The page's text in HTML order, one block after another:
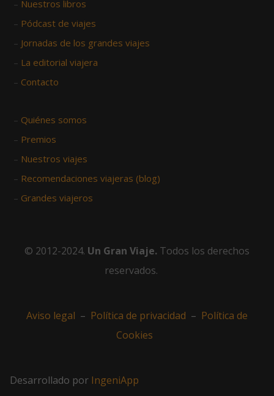
– Nuestros libros
– Pódcast de viajes
– Jornadas de los grandes viajes
– La editorial viajera
– Contacto
– Quiénes somos
– Premios
– Nuestros viajes
– Recomendaciones viajeras (blog)
– Grandes viajeros
© 2012-2024. Un Gran Viaje. Todos los derechos
reservados.
Aviso legal – Política de privacidad – Política de
Cookies
Desarrollado por IngeniApp